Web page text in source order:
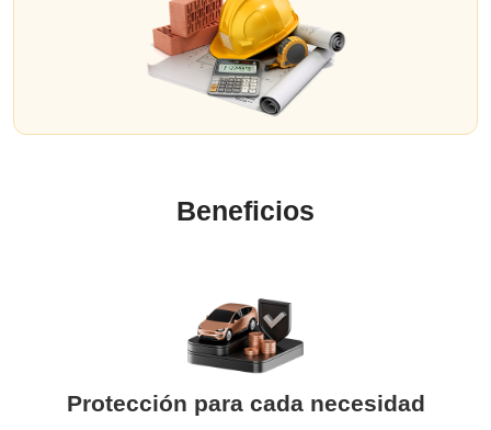
Beneficios
Protección para cada necesidad